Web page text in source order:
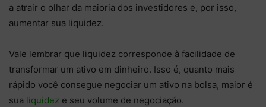
a atrair o olhar da maioria dos investidores e, por isso,
aumentar sua liquidez.
Vale lembrar que liquidez corresponde à facilidade de
transformar um ativo em dinheiro. Isso é, quanto mais
rápido você consegue negociar um ativo na bolsa, maior é
sua liquidez e seu volume de negociação.